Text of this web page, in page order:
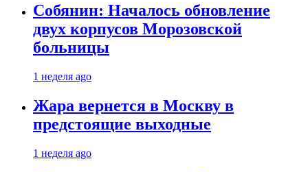
Собянин: Началось обновление
двух корпусов Морозовской
больницы
1 неделя ago
Жара вернется в Москву в
предстоящие выходные
1 неделя ago